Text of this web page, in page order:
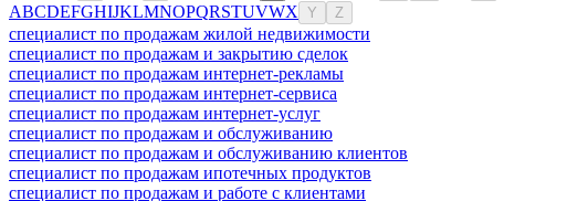
ABCDEFGHIJKLMNOPQRSTUVWX Y Z
специалист по продажам жилой недвижимости
специалист по продажам и закрытию сделок
специалист по продажам интернет-рекламы
специалист по продажам интернет-сервиса
специалист по продажам интернет-услуг
специалист по продажам и обслуживанию
специалист по продажам и обслуживанию клиентов
специалист по продажам ипотечных продуктов
специалист по продажам и работе с клиентами